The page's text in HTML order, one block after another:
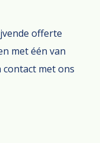
offerte
met één van
contact met ons